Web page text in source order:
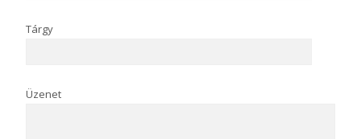
Tárgy
Üzenet